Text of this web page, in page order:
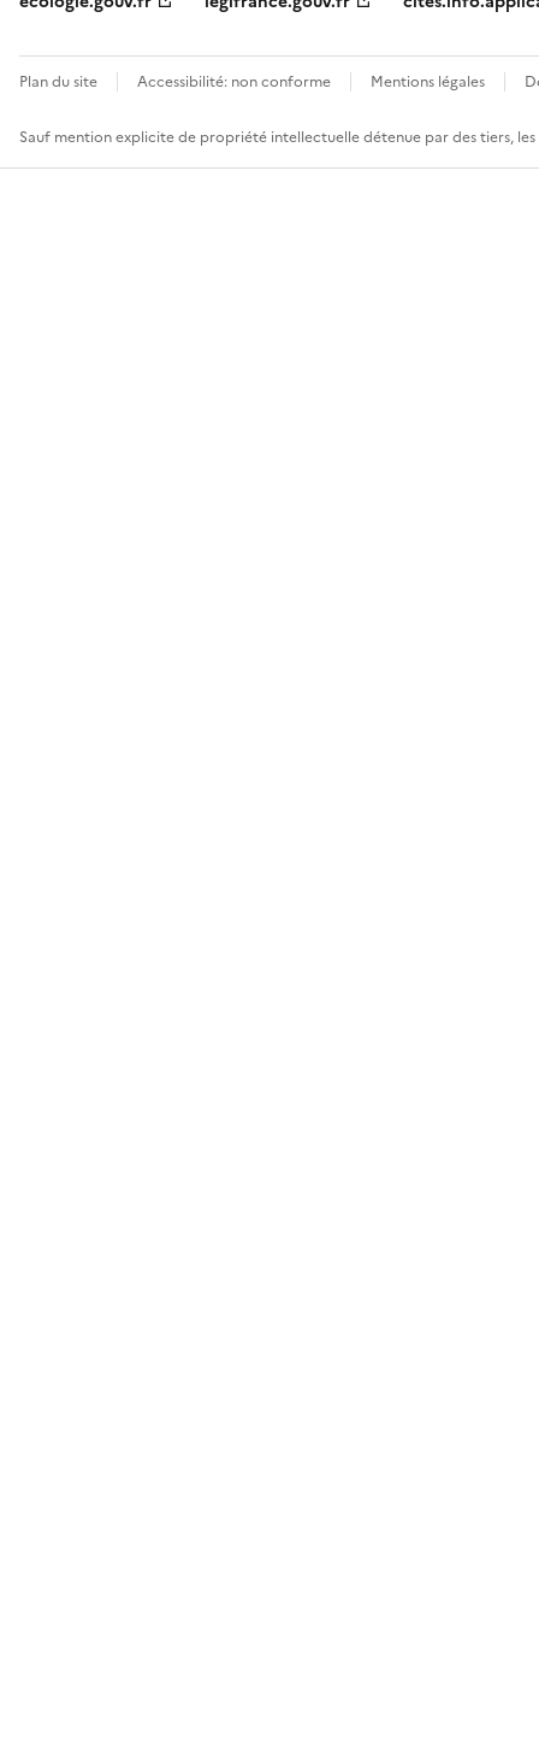
Plan du site Accessibilité: non conforme Mentions légales
Sauf mention explicite de propriété intellectuelle détenue par des tiers,